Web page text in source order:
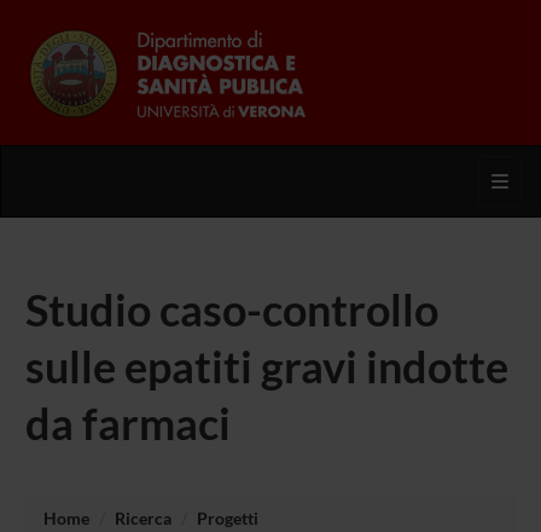
Studio caso-controllo
sulle epatiti gravi indotte
da farmaci
Home Ricerca
Progetti